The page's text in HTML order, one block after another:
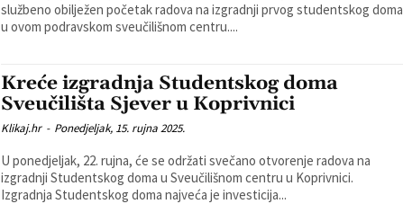
službeno obilježen početak radova na izgradnji prvog studentskog doma
u ovom podravskom sveučilišnom centru....
Kreće izgradnja Studentskog doma
Sveučilišta Sjever u Koprivnici
Klikaj.hr - Ponedjeljak, 15. rujna 2025.
U ponedjeljak, 22. rujna, će se održati svečano otvorenje radova na
izgradnji Studentskog doma u Sveučilišnom centru u Koprivnici.
Izgradnja Studentskog doma najveća je investicija...